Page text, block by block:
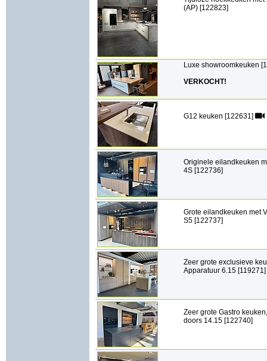
(AP) [122823]
Luxe showroomkeuken
VERKOCHT!
G12 keuken [122631]
Originele eilandkeuken
4S [122736]
Grote eilandkeuken met
S5 [122737]
Zeer grote exclusieve
Apparatuur 6.15 [119271]
Zeer grote Gastro
doors 14.15 [122740]